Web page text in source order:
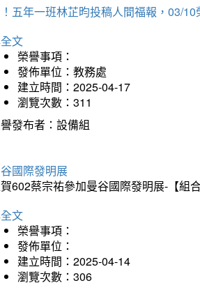
五年一班林芷昀投稿人間福報，03/10
文
榮譽事項：
發佈單位：教務處
建立時間：2025-04-17
瀏覽次數：311
發布者：設備組
國際發明展
602蔡宗祐參加曼谷國際發明展-【組
文
榮譽事項：
發佈單位：
建立時間：2025-04-14
瀏覽次數：306